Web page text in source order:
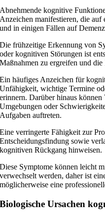
Abnehmende kognitive
Anzeichen manifestieren, die
und in einigen Fällen auf
Die frühzeitige Erkennung von
oder kognitiven Störungen ist
Maßnahmen zu ergreifen und
Ein häufiges Anzeichen für
Unfähigkeit, wichtige Termine
erinnern. Darüber hinaus
Umgebungen oder
Aufgaben auftreten.
Eine verringerte Fähigkeit zur
Entscheidungsfindung sowie
kognitiven Rückgang hinweisen.
Diese Symptome können leicht
verwechselt werden, daher ist
möglicherweise eine
Biologische Ursachen